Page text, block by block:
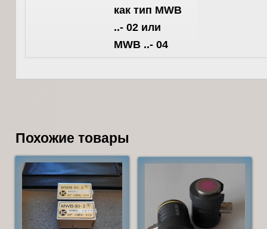
как тип MWB
..- 02 или
MWB ..- 04
Похожие товары